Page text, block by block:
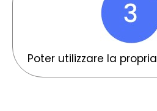
Poter utilizzare la propria